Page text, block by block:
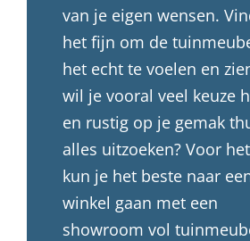
van je eigen wensen.
het fijn om de
het echt te voelen en
wil je vooral veel keuze
en rustig op je gemak
alles uitzoeken? Voor
kun je het beste naar
winkel gaan met een
showroom vol